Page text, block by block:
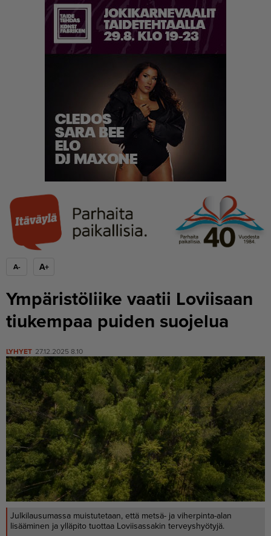
A- A+
Ympäristöliike vaatii Loviisaan
tiukempaa puiden suojelua
LYHYET 27.12.2025 8.10
Julkilausumassa muistutetaan, että metsä- ja viherpinta-alan
lisääminen ja ylläpito tuottaa Loviisassakin terveyshyötyjä.